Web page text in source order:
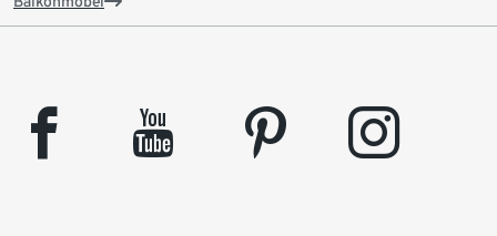
facebook youtube pinterest instagram